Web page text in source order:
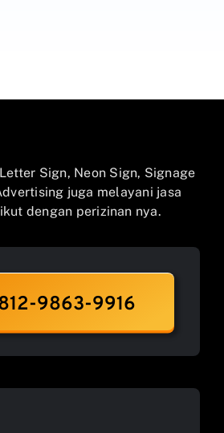
Sign, Neon Sign, Signage
juga melayani jasa
dengan perizinan nya.
9863-9916